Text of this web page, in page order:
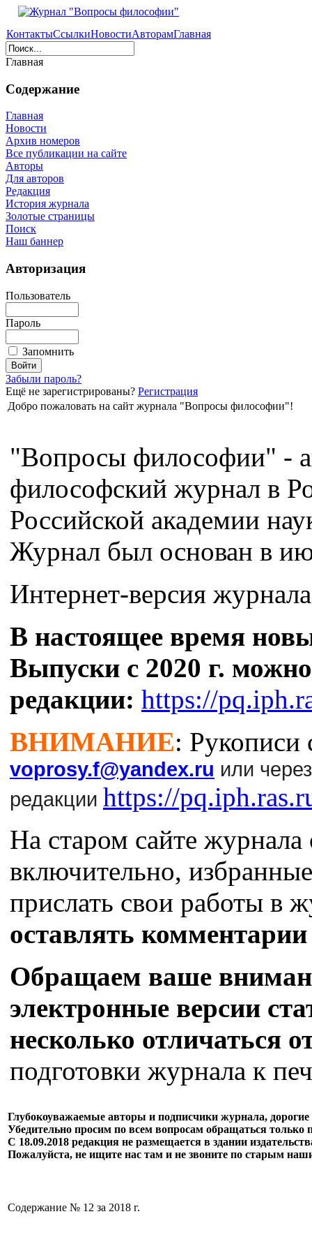
КонтактыСсылкиНовостиАвторамГлавная
Главная
Содержание
Главная
Новости
Архив номеров
Все публикации на сайте
Авторы
Для авторов
Редакция
История журнала
Золотые страницы
Поиск
Наш баннер
Авторизация
Пользователь
Пароль
Запомнить
Забыли пароль?
Ещё не зарегистрированы? Регистрация
Добро пожаловать на сайт журнала "Вопросы философии"!
"Вопросы философии" -
философский журнал в
Российской академии
Журнал был основан в
Интернет-версия
В настоящее время
Выпуски с 2020 г.
редакции: https://
ВНИМАНИЕ: Рукописи
voprosy.f@yandex.ru или
редакции https://
На старом сайте
включительно,
прислать свои работы в
оставлять
Обращаем ваше
электронные версии
несколько отличаться
подготовки журнала к
Глубокоуважаемые авторы и подписчики журнала, дорогие
Убедительно просим по всем вопросам обращаться только
С 18.09.2018 редакция не размещается в здании
Пожалуйста, не ищите нас там и не звоните по старым
Содержание № 12 за 2018 г.